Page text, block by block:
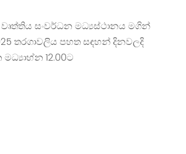
වෘත්තිය සංවර්ධන මධ්‍යස්ථානය මගින්
තරගාවලිය පහත සඳහන් දිනවලදි
මධ්‍යාහ්න 12.00ට